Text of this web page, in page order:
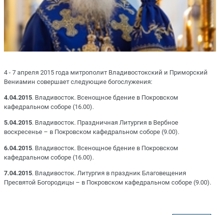
4 - 7 апреля 2015 года митрополит Владивостокский и Приморский
Вениамин совершает следующие богослужения:
4.04.2015. Владивосток. Всенощное бдение в Покровском
кафедральном соборе (16.00).
5.04.2015. Владивосток. Праздничная Литургия в Вербное
воскресенье – в Покровском кафедральном соборе (9.00).
6.04.2015. Владивосток. Всенощное бдение в Покровском
кафедральном соборе (16.00).
7.04.2015. Владивосток. Литургия в праздник Благовещения
Пресвятой Богородицы – в Покровском кафедральном соборе (9.00).